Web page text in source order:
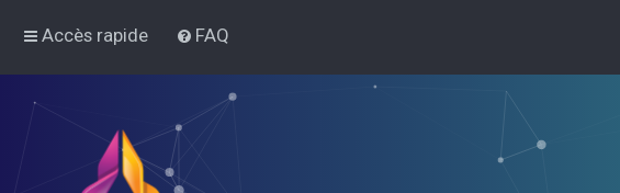
Accès rapide FAQ